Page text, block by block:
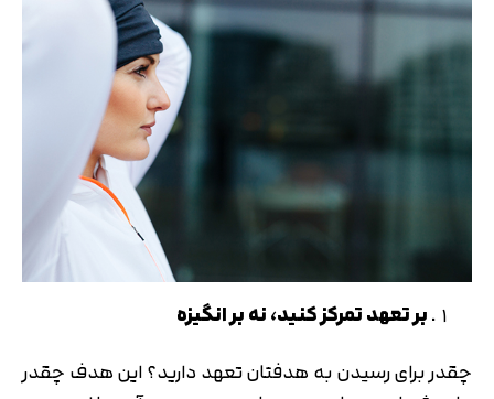
بر تعهد تمرکز کنید، نه بر انگیزه
چقدر برای رسیدن به هدفتان تعهد دارید؟ این هدف چقدر